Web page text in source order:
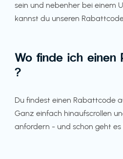
sein und nebenher bei einem
kannst du unseren
Wo finde ich einen
?
Du findest einen Rabattcode
Ganz einfach hinaufscrollen
anfordern - und schon geht es